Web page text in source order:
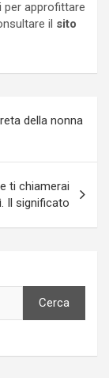
per approfittare
il sito
della nonna
ti chiamerai
Il significato
Cerca